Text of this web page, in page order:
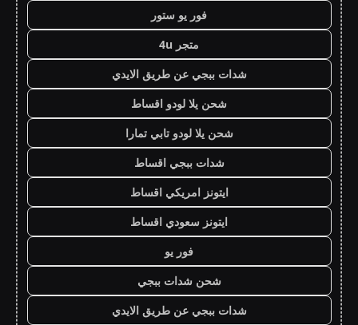
فور يو ستور
متجر 4u
شدات ببجي عن طريق الايدي
شحن يلا لودو اقساط
شحن يلا لودو تابي تمارا
شدات ببجي اقساط
ايتونز امريكي اقساط
ايتونز سعودي اقساط
فور يو
شحن شدات ببجي
شدات ببجي عن طريق الايدي